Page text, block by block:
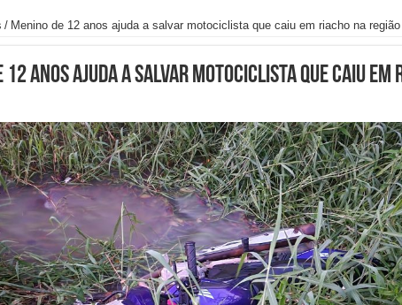
/ Menino de 12 anos ajuda a salvar motociclista que caiu em riacho na região
12 anos ajuda a salvar motociclista que caiu em